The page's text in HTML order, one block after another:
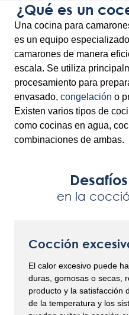
¿Qué es un
Una cocina para
es un equipo
camarones de manera
escala. Se utiliza
procesamiento para
envasado, congelación o
Existen varios tipos de
como cocinas en agua,
combinaciones de ambas.
en la
Cocción
El calor excesivo puede
duras, gomosas o secas,
producto y la satisfacción
de la temperatura y los